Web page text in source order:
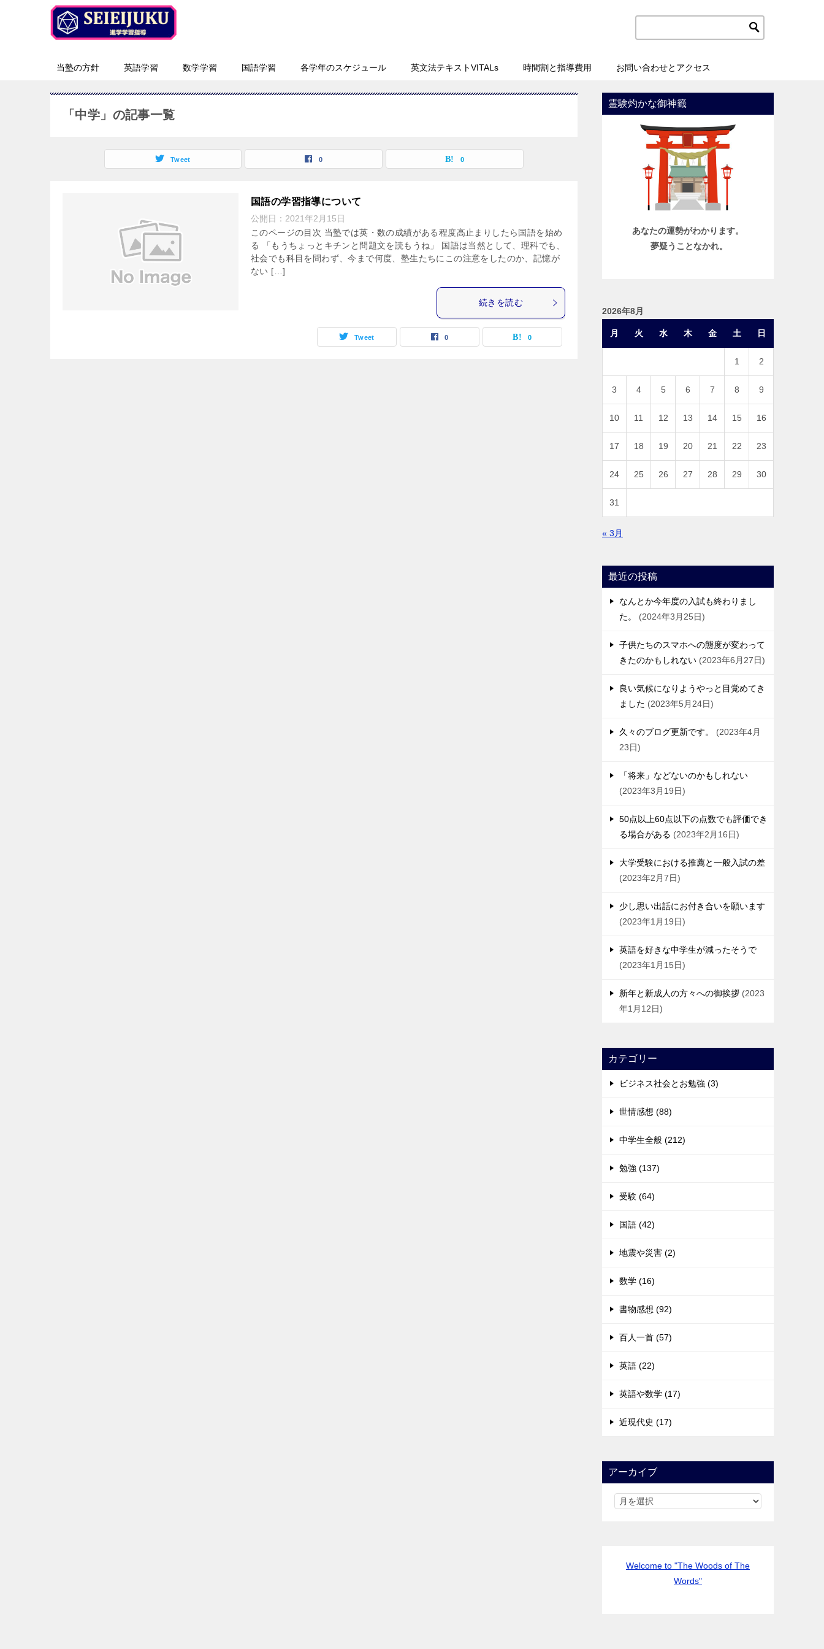
当塾の方針 英語学習 数学学習 国語学習 各学年のスケジュール 英文法テキストVITALs 時間割と指導費用 お問い合わせとアクセス
「中学」の記事一覧
Tweet 0 0
国語の学習指導について
公開日： 2021年2月15日
このページの目次 当塾では英・数の成績がある程度高止まりしたら国語を始め
る 「もうちょっとキチンと問題文を読もうね」 国語は当然として、理科でも、
社会でも科目を問わず、今まで何度、塾生たちにこの注意をしたのか、記憶が
ない […]
続きを読む
Tweet 0 0
霊験灼かな御神籤
あなたの運勢がわかります。
夢疑うことなかれ。
2026年8月
月 火 水 木 金 土 日
1 2
3 4 5 6 7 8 9
10 11 12 13 14 15 16
17 18 19 20 21 22 23
24 25 26 27 28 29 30
31
« 3月
最近の投稿
なんとか今年度の入試も終わりまし
た。
2024年3月25日
子供たちのスマホへの態度が変わって
きたのかもしれない 2023年6月27日
良い気候になりようやっと目覚めてき
ました
2023年5月24日
久々のブログ更新です。
2023年4月
23日
「将来」などないのかもしれない
2023年3月19日
50点以上60点以下の点数でも評価でき
る場合がある
2023年2月16日
大学受験における推薦と一般入試の差
2023年2月7日
少し思い出話にお付き合いを願います
2023年1月19日
英語を好きな中学生が減ったそうで
2023年1月15日
新年と新成人の方々への御挨拶 2023
年1月12日
カテゴリー
ビジネス社会とお勉強 (3)
世情感想 (88)
中学生全般 (212)
勉強 (137)
受験 (64)
国語 (42)
地震や災害 (2)
数学 (16)
書物感想 (92)
百人一首 (57)
英語 (22)
英語や数学 (17)
近現代史 (17)
アーカイブ
Welcome to "The Woods of The
Words"